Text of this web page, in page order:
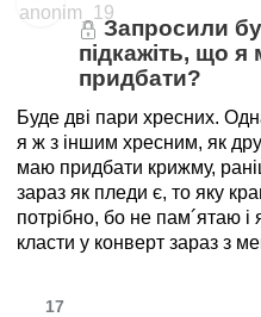
Запросили
підкажіть, що
придбати?
Буде дві пари хресних.
я ж з іншим хресним, як
маю придбати крижму,
зараз як пледи є, то яку
потрібно, бо не пам´ятаю і
класти у конверт зараз з
17